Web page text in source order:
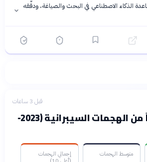
الذكاء الاصطناعي في البحث والصياغة، ودقّقه
الاصطناعي
قبل 3 ساعات
أكثر الدول تضرراً من الهجمات السيبرانية (2023-
متوسط الهجمات
إجمالي الهجمات